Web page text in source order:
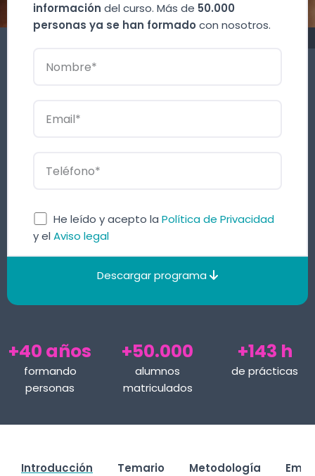
información del curso. Más de 50.000
personas ya se han formado con nosotros.
He leído y acepto la Política de Privacidad
y el Aviso legal
Descargar programa
+40 años
formando
personas
+50.000
alumnos
matriculados
+143 h
de prácticas
Introducción Temario Metodología